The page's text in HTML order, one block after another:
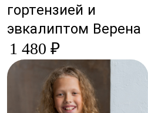
гортензией и
эвкалиптом Верена
1 480 ₽